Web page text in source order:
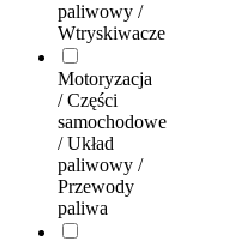
paliwowy /
Wtryskiwacze
Motoryzacja
/ Części
samochodowe
/ Układ
paliwowy /
Przewody
paliwa